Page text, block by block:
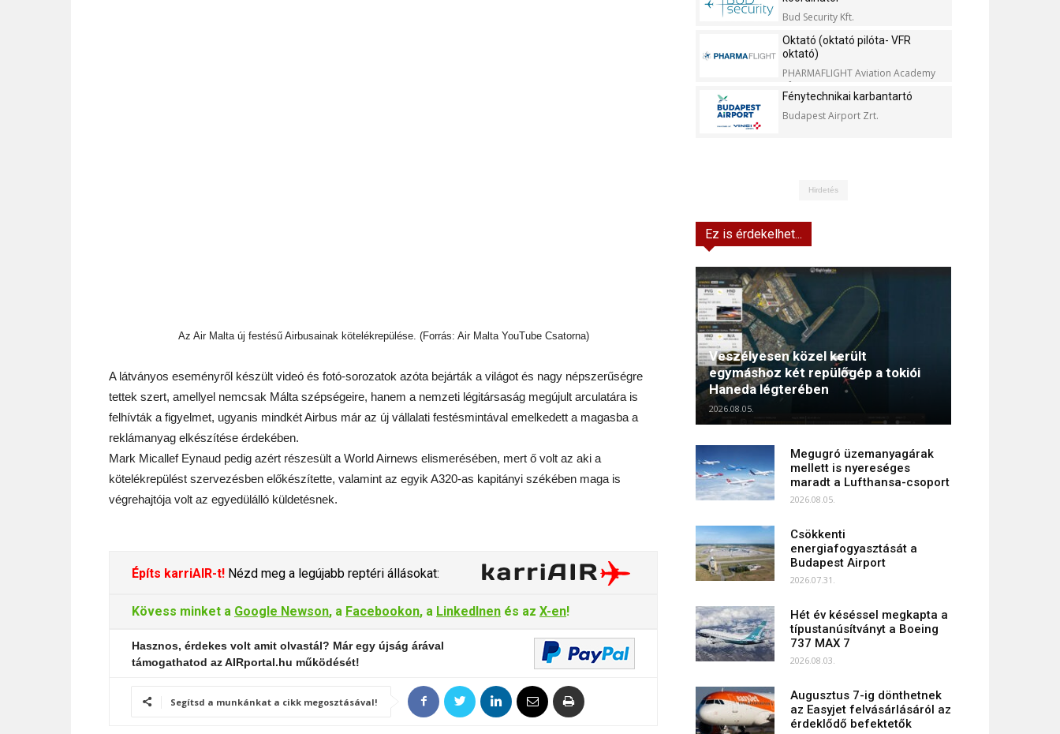
Az Air Malta új festésű Airbusainak kötelékrepülése. (Forrás: Air Malta YouTube Csatorna)
A látványos eseményről készült videó és fotó-sorozatok azóta bejárták a világot és nagy népszerűségre
tettek szert, amellyel nemcsak Málta szépségeire, hanem a nemzeti légitársaság megújult arculatára is
felhívták a figyelmet, ugyanis mindkét Airbus már az új vállalati festésmintával emelkedett a magasba a
reklámanyag elkészítése érdekében.
Mark Micallef Eynaud pedig azért részesült a World Airnews elismerésében, mert ő volt az aki a
kötelékrepülést szervezésben előkészítette, valamint az egyik A320-as kapitányi székében maga is
végrehajtója volt az egyedülálló küldetésnek.
Építs karriAIR-t! Nézd meg a legújabb reptéri állásokat:
Kövess minket a Google Newson, a Facebookon, a LinkedInen és az X-en!
Hasznos, érdekes volt amit olvastál? Már egy újság árával
támogathatod az AIRportal.hu működését!
Segítsd a munkánkat a cikk megosztásával!
Bud Security Kft.
Oktató (oktató pilóta- VFR
oktató)
PHARMAFLIGHT Aviation Academy
Kft.
Fénytechnikai karbantartó
Budapest Airport Zrt.
Hirdetés
Ez is érdekelhet...
Veszélyesen közel került
egymáshoz két repülőgép a tokiói
Haneda légterében
2026.08.05.
Megugró üzemanyagárak
mellett is nyereséges
maradt a Lufthansa-csoport
2026.08.05.
Csökkenti
energiafogyasztását a
Budapest Airport
2026.07.31.
Hét év késéssel megkapta a
típustanúsítványt a Boeing
737 MAX 7
2026.08.03.
Augusztus 7-ig dönthetnek
az Easyjet felvásárlásáról az
érdeklődő befektetők